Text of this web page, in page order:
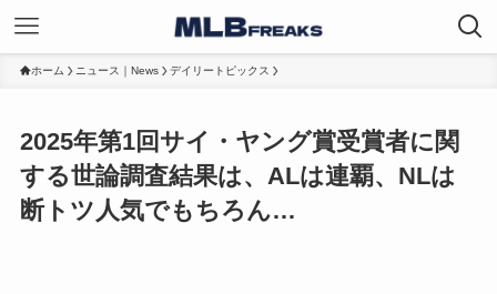
ホーム ニュース｜News デイリートピックス
2025年第1回サイ・ヤング賞受賞者に関
する世論調査結果は、ALは連覇、NLは
断トツ人気でもちろん…